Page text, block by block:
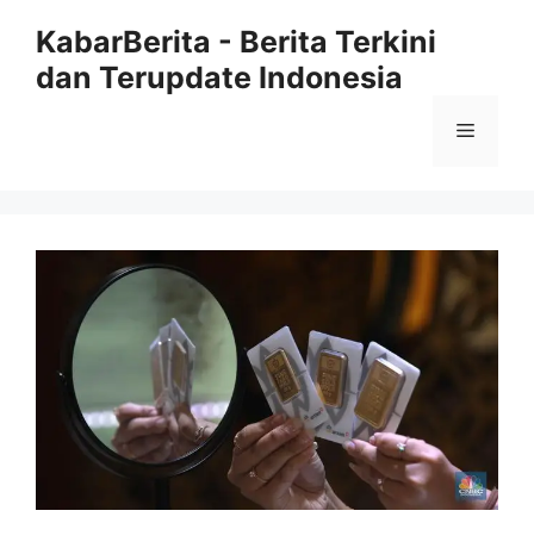
KabarBerita - Berita Terkini
dan Terupdate Indonesia
Menu